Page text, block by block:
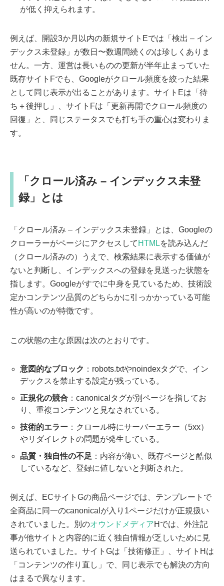
が低く抑えられます。
例えば、開設3か月以内の新規サイトEでは「検出 – イン
デックス未登録」が数日〜数週間続くのは珍しくありま
せん。一方、運営は長いものの更新が半年止まっていた
既存サイトFでも、Googleがクロール頻度を絞った結果
として同じ表示が出ることがあります。サイトEは「待
ち＋後押し」、サイトFは「更新再開でクロール頻度の
回復」と、同じステータスでも打ち手の重心は変わりま
す。
「クロール済み – インデックス未登
録」とは
「クロール済み – インデックス未登録」とは、Googleの
クローラーがページにアクセスして HTMLを読み込んだ
（クロール済みの）うえで、検索結果に表示する価値が
ないと判断し、インデックスへの登録を見送った状態を
指します。Googleがすでに中身を見ているため、技術設
定かコンテンツ品質のどちらかに引っかかっている可能
性が高いのが特徴です。
この状態の主な原因は次のとおりです。
意図的なブロック ：robots.txtやnoindexタグで、イン
デックスを禁止する設定が残っている。
正規化の競合 ：canonicalタグが別ページを指してお
り、重複コンテンツと見なされている。
技術的エラー ：クロール時にサーバーエラー（5xx）
やリダイレクトの問題が発生している。
品質・独自性の不足 ：内容が薄い、既存ページと酷似
しているなど、登録に値しないと判断された。
例えば、ECサイトGの商品ページでは、テンプレートで
全商品に同一のcanonicalが入り1ページだけが正規扱い
されていました。別のオウンドメディアHでは、外注記
事が他サイトと内容的に近く独自情報が乏しいために見
送られていました。サイトGは「技術修正」、サイトHは
「コンテンツの作り直し」で、同じ表示でも解決の方向
はまるで異なります。